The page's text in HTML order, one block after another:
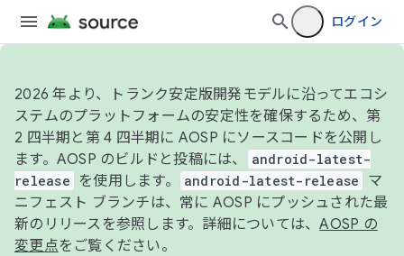
ログイン
2026 年より、トランク安定版開発モデルに沿ってエコシ
ステムのプラットフォームの安定性を確保するため、第
2 四半期と第 4 四半期に AOSP にソースコードを公開し
ます。AOSP のビルドと投稿には、
android-latest-
release
を使用します。 android-latest-release
マ
ニフェスト ブランチは、常に AOSP にプッシュされた最
新のリリースを参照します。詳細については、AOSP の
変更点をご覧ください。